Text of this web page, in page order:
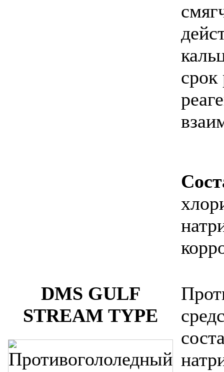
срок
DMS GULF
STREAM TYPE
Задать вопрос